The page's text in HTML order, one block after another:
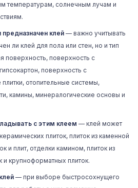
температурам, солнечным лучам и
клей— важно учитывать
ли клей для пола или стен, но и тип
поверхность, поверхность с
поверхность с
отопительные системы,
камины, минералогические основы и
с этим клеем — клей может
плиток, плиток из каменной
и плит, отделки камином, плиток из
и крупноформатных плиток.
— при выборе быстросохнущего